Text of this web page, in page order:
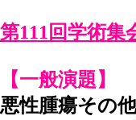
第111回学術集
【一般演題】
悪性腫瘍その